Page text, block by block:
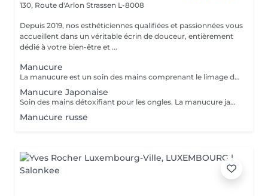
130, Route d'Arlon Strassen L-8008
Depuis 2019, nos esthéticiennes qualifiées et passionnées vous
accueillent dans un véritable écrin de douceur, entièrement
dédié à votre bien-être et ...
Manucure
La manucure est un soin des mains comprenant le limage des ongles, la pousse et la coupe des cuticules, gommage, massage avec crème de soin et application d'un vernis transparent si désiré.
Manucure Japonaise
Soin des mains détoxifiant pour les ongles. La manucure japonaise consiste à polir et nettoyer les ongles en profondeur pour ensuite les nourrir avec une pâte à base de cire d'abeille qui va oxygéner l'ongle. L'ongle ressort brillant naturellement et pour une durée de 3 semaines. Comprend le limage des ongles, la pousse et la coupe des cuticules, polissage, application de la pâte à base de cire d'abeille et de la poudre fixante, gommage, massage avec crème de soin et application d'un vernis transparent si désiré.
Manucure russe